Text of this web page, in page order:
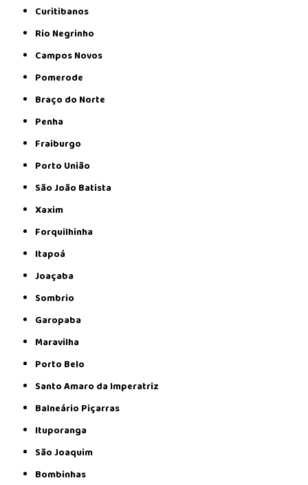
Curitibanos
Rio Negrinho
Campos Novos
Pomerode
Braço do Norte
Penha
Fraiburgo
Porto União
São João Batista
Xaxim
Forquilhinha
Itapoá
Joaçaba
Sombrio
Garopaba
Maravilha
Porto Belo
Santo Amaro da Imperatriz
Balneário Piçarras
Ituporanga
São Joaquim
Bombinhas